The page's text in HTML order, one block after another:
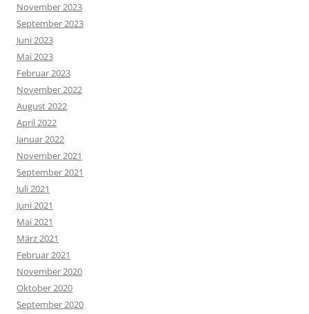
November 2023
September 2023
Juni 2023
Mai 2023
Februar 2023
November 2022
August 2022
April 2022
Januar 2022
November 2021
September 2021
Juli 2021
Juni 2021
Mai 2021
März 2021
Februar 2021
November 2020
Oktober 2020
September 2020